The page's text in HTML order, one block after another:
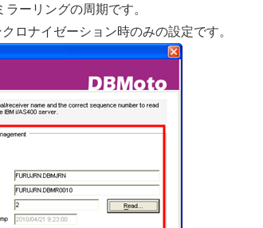
ラーリングの周期です。
ロナイゼーション時のみの設定です。